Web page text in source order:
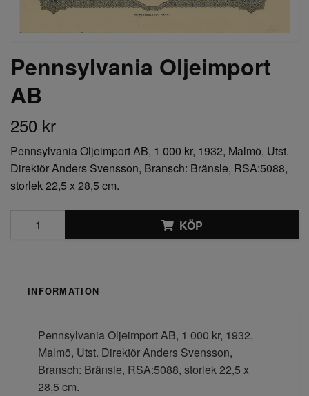
Pennsylvania Oljeimport
AB
250 kr
Pennsylvania Oljeimport AB, 1 000 kr, 1932, Malmö, Utst.
Direktör Anders Svensson, Bransch: Bränsle, RSA:5088,
storlek 22,5 x 28,5 cm.
KÖP
INFORMATION
Pennsylvania Oljeimport AB, 1 000 kr, 1932,
Malmö, Utst. Direktör Anders Svensson,
Bransch: Bränsle, RSA:5088, storlek 22,5 x
28,5 cm.